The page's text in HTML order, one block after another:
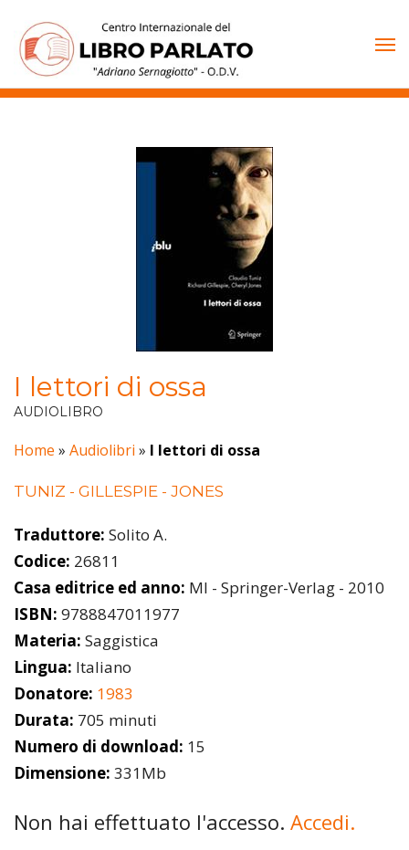
contenuto
I lettori di ossa
AUDIOLIBRO
Home » Audiolibri » I lettori di ossa
TUNIZ - GILLESPIE - JONES
Traduttore: Solito A.
Codice: 26811
Casa editrice ed anno: MI - Springer-Verlag - 2010
ISBN: 9788847011977
Materia: Saggistica
Lingua: Italiano
Donatore: 1983
Durata: 705 minuti
Numero di download: 15
Dimensione: 331Mb
Non hai effettuato l'accesso. Accedi.